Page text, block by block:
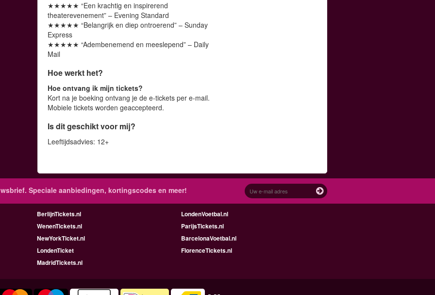
★★★★★ “Een krachtig en inspirerend
theaterevenement” – Evening Standard
★★★★★ “Belangrijk en diep ontroerend” – Sunday
Express
★★★★★ “Adembenemend en meeslepend” – Daily
Mail
Hoe werkt het?
Hoe ontvang ik mijn tickets?
Kort na je boeking ontvang je de e-tickets per e-mail.
Mobiele tickets worden geaccepteerd.
Is dit geschikt voor mij?
Leeftijdsadvies: 12+
Speciale aanbiedingen, kortingscodes en meer!
BerlijnTickets.nl
LondenVoetbal.nl
WenenTickets.nl
ParijsTickets.nl
NewYorkTicket.nl
BarcelonaVoetbal.nl
LondenTicket
FlorenceTickets.nl
MadridTickets.nl